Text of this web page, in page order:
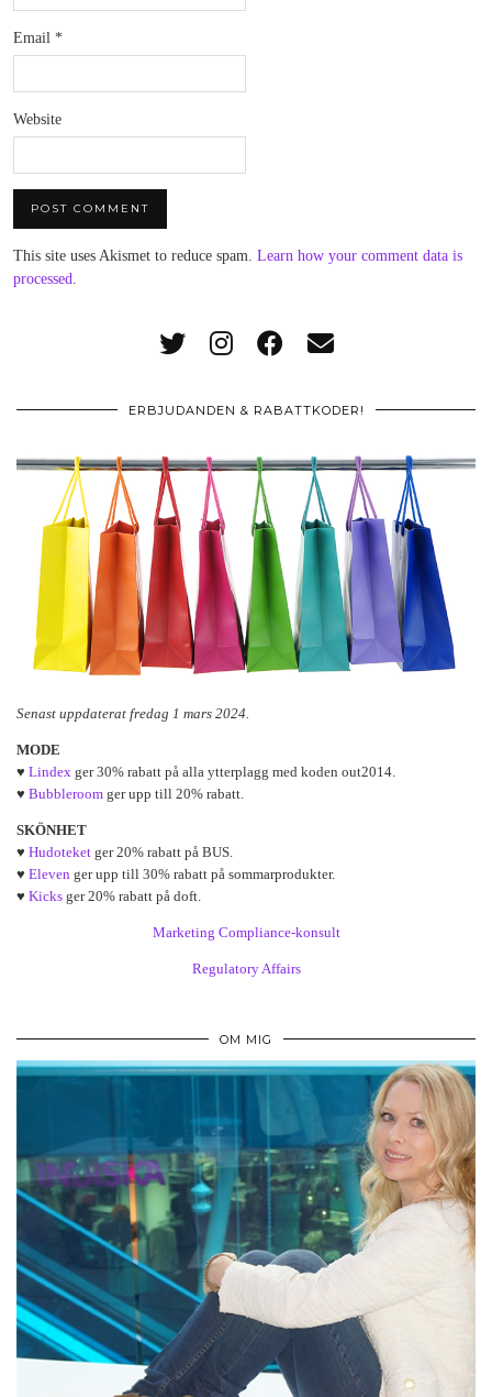
Email *
Website
This site uses Akismet to reduce spam. Learn how your comment data is
processed.
ERBJUDANDEN & RABATTKODER!
Senast uppdaterat fredag 1 mars 2024.
MODE
♥ Lindex ger 30% rabatt på alla ytterplagg med koden out2014.
♥ Bubbleroom ger upp till 20% rabatt.
SKÖNHET
♥ Hudoteket ger 20% rabatt på BUS.
♥ Eleven ger upp till 30% rabatt på sommarprodukter.
♥ Kicks ger 20% rabatt på doft.
Marketing Compliance-konsult
Regulatory Affairs
OM MIG